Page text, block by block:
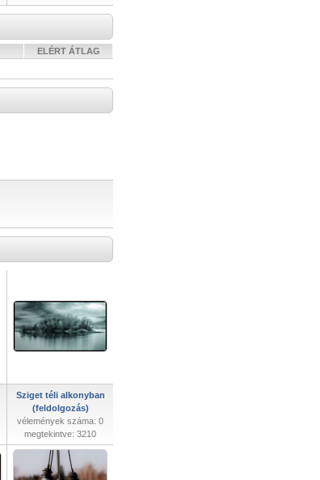
ELÉRT ÁTLAG
Sziget téli alkonyban
(feldolgozás)
vélemények száma: 0
megtekintve: 3210